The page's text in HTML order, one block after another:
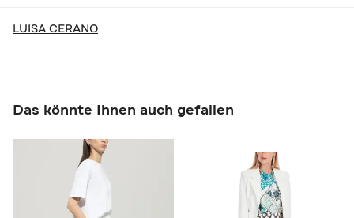
LUISA CERANO
Das könnte Ihnen auch gefallen